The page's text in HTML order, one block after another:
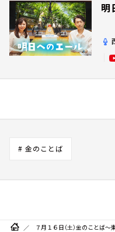
明
# 金のことば
７月１６日（土）金のことば～